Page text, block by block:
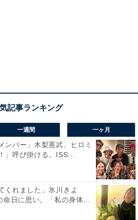
一週間 一ヶ月
ンバー」木梨憲武、ヒロミ
」呼び掛ける。ISS...
くれました」氷川きよ
命日に思い。「私の身体...